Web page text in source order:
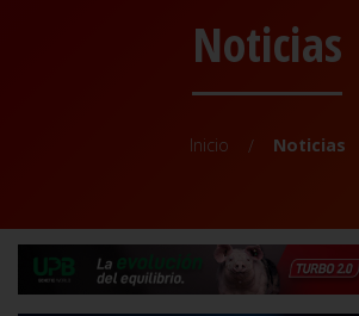
Noticias
Inicio Noticias